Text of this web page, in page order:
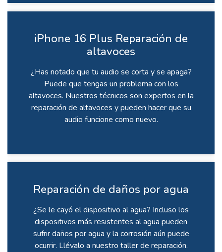
iPhone 16 Plus Reparación de
altavoces
¿Has notado que tu audio se corta y se apaga?
Puede que tengas un problema con los
altavoces. Nuestros técnicos son expertos en la
reparación de altavoces y pueden hacer que su
audio funcione como nuevo.
Reparación de daños por agua
¿Se le cayó el dispositivo al agua? Incluso los
dispositivos más resistentes al agua pueden
sufrir daños por agua y la corrosión aún puede
ocurrir. Llévalo a nuestro taller de reparación.